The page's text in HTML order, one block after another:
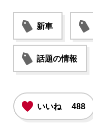
新車
話題の情報
いいね 488